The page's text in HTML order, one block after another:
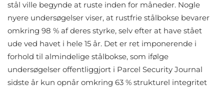
stål ville begynde at ruste inden for måneder. Nogle
nyere undersøgelser viser, at rustfrie stålbokse bevarer
omkring 98 % af deres styrke, selv efter at have stået
ude ved havet i hele 15 år. Det er ret imponerende i
forhold til almindelige stålbokse, som ifølge
undersøgelser offentliggjort i Parcel Security Journal
sidste år kun opnår omkring 63 % strukturel integritet